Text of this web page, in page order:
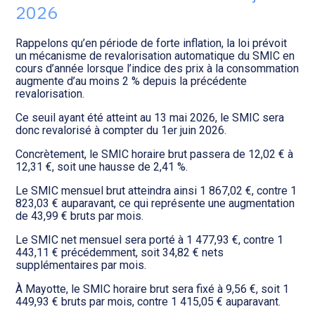
Transition numérique
humaines : SILAE
2026
Rappelons qu’en période de forte inflation, la loi prévoit
un mécanisme de revalorisation automatique du SMIC en
cours d’année lorsque l’indice des prix à la consommation
augmente d’au moins 2 % depuis la précédente
revalorisation.
Ce seuil ayant été atteint au 13 mai 2026, le SMIC sera
donc revalorisé à compter du 1er juin 2026.
Concrètement, le SMIC horaire brut passera de 12,02 € à
12,31 €, soit une hausse de 2,41 %.
Le SMIC mensuel brut atteindra ainsi 1 867,02 €, contre 1
823,03 € auparavant, ce qui représente une augmentation
de 43,99 € bruts par mois.
Le SMIC net mensuel sera porté à 1 477,93 €, contre 1
443,11 € précédemment, soit 34,82 € nets
supplémentaires par mois.
À Mayotte, le SMIC horaire brut sera fixé à 9,56 €, soit 1
449,93 € bruts par mois, contre 1 415,05 € auparavant.